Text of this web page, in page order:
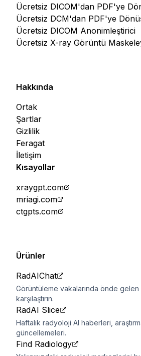
Ücretsiz DICOM'dan PDF'ye
Ücretsiz DCM'dan PDF'ye
Ücretsiz DICOM Anonimleştirici
Ücretsiz X-ray Görüntü
Hakkında
Ortak
Şartlar
Gizlilik
Feragat
İletişim
Kısayollar
xraygpt.com
mriagi.com
ctgpts.com
Ürünler
RadAIChat
Görüntüleme vakalarında önde gelen
karşılaştırın.
RadAI Slice
Haftalık radyoloji AI haberleri,
güncellemeleri.
Find Radiology